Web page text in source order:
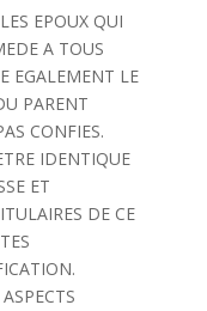
EPOUX QUI
A TOUS
EGALEMENT LE
PARENT
CONFIES.
IDENTIQUE
ET
DE CE